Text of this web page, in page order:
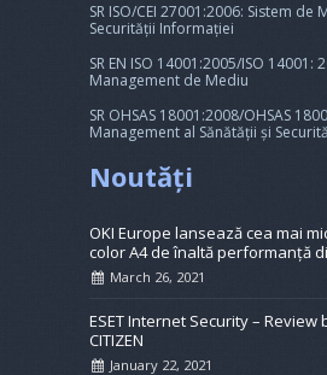
SR ISO/CEI 27001:2006: Sistem de
Securității Informației
SR EN ISO 14001:2005/ISO 14001:
Management de Mediu
SR OHSAS 18001:2008/OHSAS
Management al Sănătății și
Noutăți
OKI Europe lansează cea mai
color A4 de înaltă performanță
March 26, 2021
ESET Internet Security – Review
CITIZEN
January 22, 2021